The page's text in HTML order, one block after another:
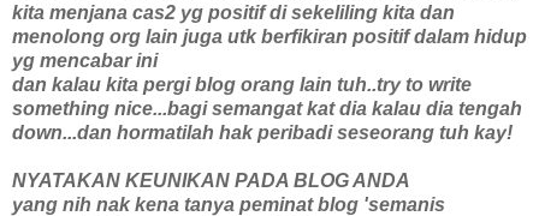
kita menjana cas2 yg positif di sekeliling kita dan
menolong org lain juga utk berfikiran positif dalam hidup
yg mencabar ini
dan kalau kita pergi blog orang lain tuh..try to write
something nice...bagi semangat kat dia kalau dia tengah
down...dan hormatilah hak peribadi seseorang tuh kay!
NYATAKAN KEUNIKAN PADA BLOG ANDA
yang nih nak kena tanya peminat blog 'semanis